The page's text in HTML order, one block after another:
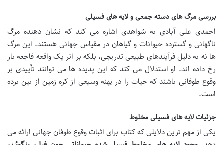
بررسی مرگ های دسته جمعی و لایه های فسیلی
احمدی علی آبادی به شواهدی اشاره می کند که نشان دهنده مرگ
ناگهانی و گسترده حیوانات و گیاهان در مقیاس جهانی هستند. این مرگ
ها نه به دلیل فرآیندهای طبیعی تدریجی، بلکه بر اثر یک واقعه فاجعه بار
رخ داده اند. او استدلال می کند که این پدیده ها می توانند تأییدی بر
وقوع طوفانی باشند که حیات را در پهنه وسیعی از کره زمین از بین برده
است.
جزئیات لایه های فسیلی مخلوط
یکی از مهم ترین دلایلی که کتاب برای اثبات وقوع طوفان جهانی ارائه می